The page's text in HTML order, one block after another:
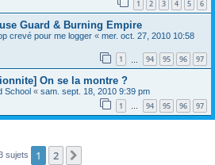
1 2 3 4 5 6
Guard & Burning Empire
crevé pour me logger « mer. oct. 27, 2010 10:58
1 94 95 96 97
On se la montre ?
School « sam. sept. 18, 2010 9:39 pm
1 … 94 95 96 97
sujets 1 2